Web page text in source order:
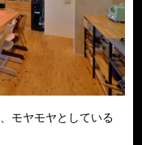
モヤモヤとしている